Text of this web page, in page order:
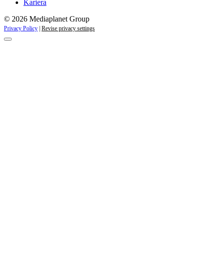
Kariera
© 2026 Mediaplanet Group
Privacy Policy | Revise privacy settings